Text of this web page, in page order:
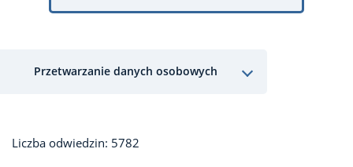
Przetwarzanie danych osobowych
Liczba odwiedzin: 5782